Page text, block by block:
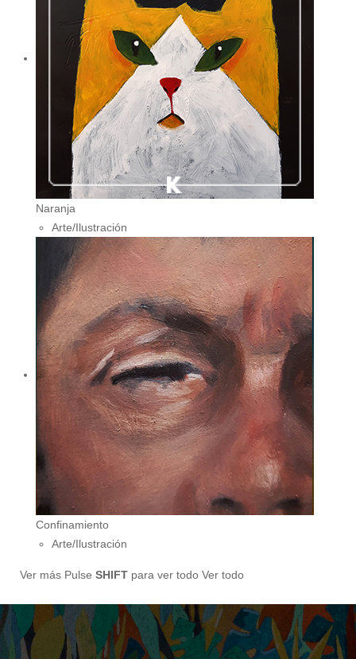
Naranja
Arte/Ilustración
Confinamiento
Arte/Ilustración
Ver más Pulse SHIFT para ver todo Ver todo